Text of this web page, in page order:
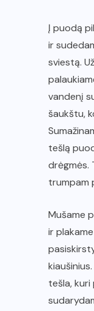
Į puodą
ir
sviestą.
vandenį
šaukštu,
tešlą
drėgmės.
trumpam
Mušame
ir
tešla,